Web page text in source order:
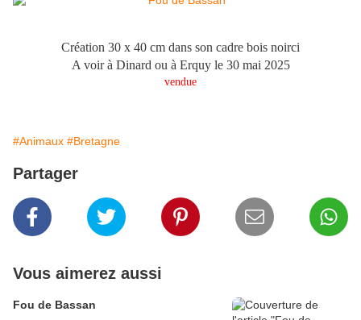
Création 30 x 40 cm dans son cadre bois noirci
A voir à Dinard ou à Erquy le 30 mai 2025
vendue
#Animaux #Bretagne
Partager
Vous aimerez aussi
Fou de Bassan